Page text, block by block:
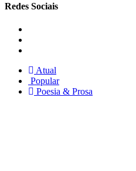
Redes Sociais
Atual
Popular
Poesia & Prosa